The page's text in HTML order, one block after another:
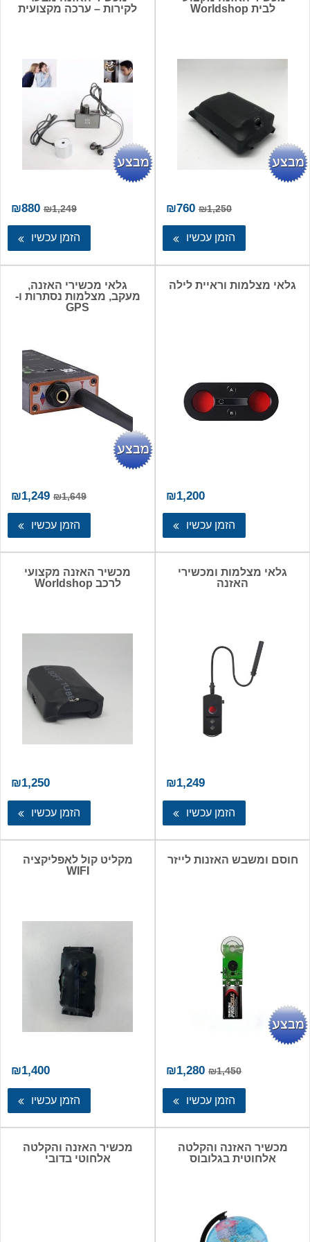
לבית Worldshop
₪1,250
המחיר
המקורי
היה:
₪1,250.
₪760
הנוכחי
₪760.
הזמן עכשיו
לקירות – ערכה מקצועית
₪1,249
המחיר
המקורי
היה:
₪1,249.
₪880
הזמן עכשיו
גלאי מצלמות וראיית לילה
₪1,200
הזמן עכשיו
גלאי מכשירי האזנה,
מעקב, מצלמות נסתרות ו-
GPS
₪1,649
המחיר
המקורי
היה:
₪1,649.
₪1,249
הזמן עכשיו
גלאי מצלמות ומכשירי
האזנה
₪1,249
הזמן עכשיו
מכשיר האזנה מקצועי
לרכב Worldshop
₪1,250
הזמן עכשיו
חוסם ומשבש האזנות לייזר
₪1,450
המחיר
המקורי
היה:
₪1,450.
₪1,280
הנוכחי
₪1,280.
הזמן עכשיו
מקליט קול לאפליקציה
WIFI
₪1,400
הזמן עכשיו
מכשיר האזנה והקלטה
אלחוטית בגלובוס
מכשיר האזנה והקלטה
אלחוטי בדובי